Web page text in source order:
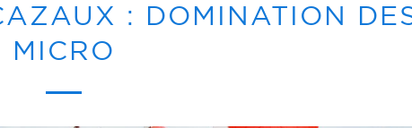
: DOMINATION
MICRO